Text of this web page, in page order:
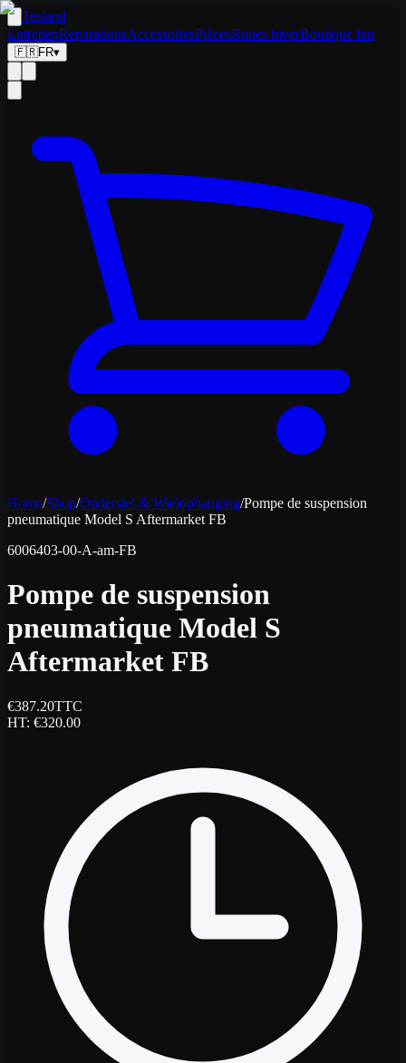
Tesland
EntretienReparationsAccessoiresPiècesRoues hiverBoutique fan
🇫🇷FR▾
Home/Shop/Onderstel & Wielophanging/Pompe de suspension
pneumatique Model S Aftermarket FB
6006403-00-A-am-FB
Pompe de suspension
pneumatique Model S
Aftermarket FB
€387.20TTC
HT: €320.00